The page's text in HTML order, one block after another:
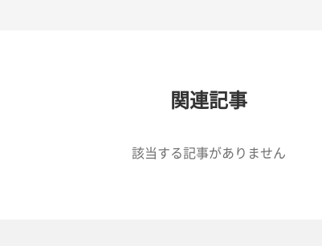
関連記事
該当する記事がありません